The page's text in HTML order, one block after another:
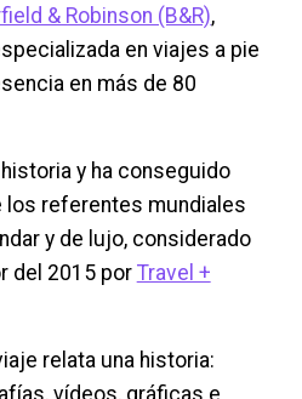
& Robinson (B&R),
en viajes a pie
en más de 80
y ha conseguido
los referentes mundiales
y de lujo, considerado
del 2015 por Travel +
relata una historia: